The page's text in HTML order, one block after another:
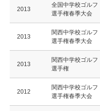
2013
全国中学校ゴルフ
選手権春季大会
2013
関西中学校ゴルフ
選手権春季大会
2013
関西中学校ゴルフ
選手権
2012
関西中学校ゴルフ
選手権春季大会